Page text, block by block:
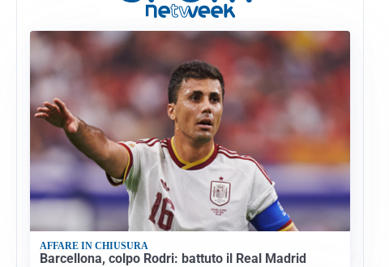
AFFARE IN CHIUSURA
Barcellona, colpo Rodri: battuto il Real Madrid